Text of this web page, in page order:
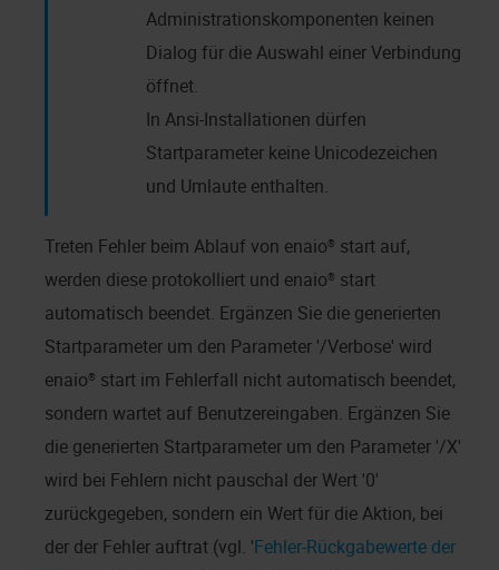
Administrationskomponenten keinen
Dialog für die Auswahl einer Verbindung
öffnet.
In Ansi-Installationen dürfen
Startparameter keine Unicodezeichen
und Umlaute enthalten.
Treten Fehler beim Ablauf von enaio® start auf,
werden diese protokolliert und enaio® start
automatisch beendet. Ergänzen Sie die generierten
Startparameter um den Parameter '/Verbose' wird
enaio® start im Fehlerfall nicht automatisch beendet,
sondern wartet auf Benutzereingaben. Ergänzen Sie
die generierten Startparameter um den Parameter '/X'
wird bei Fehlern nicht pauschal der Wert '0'
zurückgegeben, sondern ein Wert für die Aktion, bei
der der Fehler auftrat (vgl. 'Fehler-Rückgabewerte der